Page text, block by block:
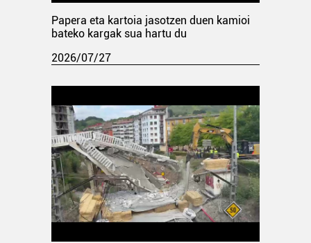
Papera eta kartoia jasotzen duen kamioi
bateko kargak sua hartu du
2026/07/27